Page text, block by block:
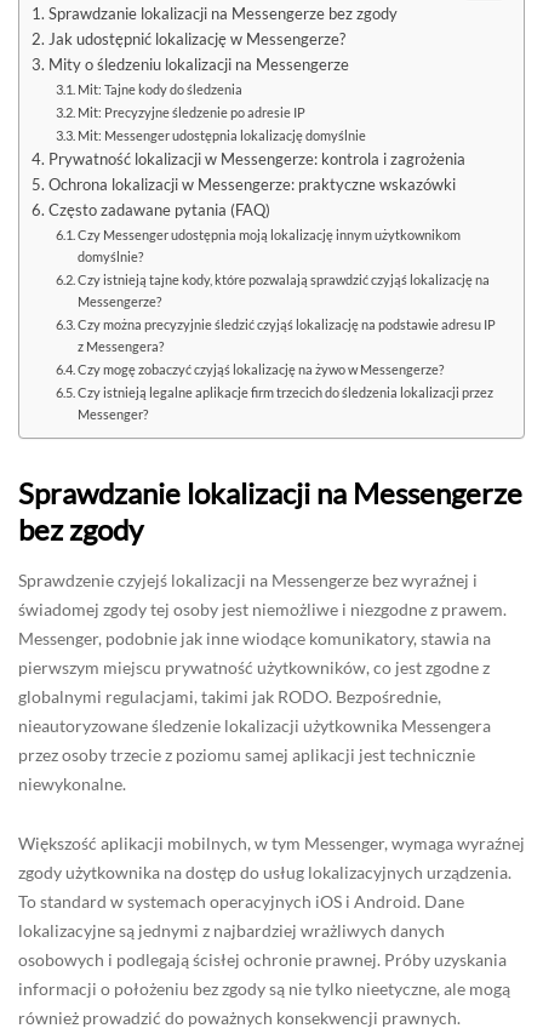
Sprawdzanie lokalizacji na Messengerze bez zgody
Jak udostępnić lokalizację w Messengerze?
Mity o śledzeniu lokalizacji na Messengerze
Mit: Tajne kody do śledzenia
Mit: Precyzyjne śledzenie po adresie IP
Mit: Messenger udostępnia lokalizację domyślnie
Prywatność lokalizacji w Messengerze: kontrola i zagrożenia
Ochrona lokalizacji w Messengerze: praktyczne wskazówki
Często zadawane pytania (FAQ)
Czy Messenger udostępnia moją lokalizację innym użytkownikom
domyślnie?
Czy istnieją tajne kody, które pozwalają sprawdzić czyjąś lokalizację na
Messengerze?
Czy można precyzyjnie śledzić czyjąś lokalizację na podstawie adresu IP
z Messengera?
Czy mogę zobaczyć czyjąś lokalizację na żywo w Messengerze?
Czy istnieją legalne aplikacje firm trzecich do śledzenia lokalizacji przez
Messenger?
Sprawdzanie lokalizacji na Messengerze
bez zgody
Sprawdzenie czyjejś lokalizacji na Messengerze bez wyraźnej i
świadomej zgody tej osoby jest niemożliwe i niezgodne z prawem.
Messenger, podobnie jak inne wiodące komunikatory, stawia na
pierwszym miejscu prywatność użytkowników, co jest zgodne z
globalnymi regulacjami, takimi jak RODO. Bezpośrednie,
nieautoryzowane śledzenie lokalizacji użytkownika Messengera
przez osoby trzecie z poziomu samej aplikacji jest technicznie
niewykonalne.
Większość aplikacji mobilnych, w tym Messenger, wymaga wyraźnej
zgody użytkownika na dostęp do usług lokalizacyjnych urządzenia.
To standard w systemach operacyjnych iOS i Android. Dane
lokalizacyjne są jednymi z najbardziej wrażliwych danych
osobowych i podlegają ścisłej ochronie prawnej. Próby uzyskania
informacji o położeniu bez zgody są nie tylko nieetyczne, ale mogą
również prowadzić do poważnych konsekwencji prawnych.